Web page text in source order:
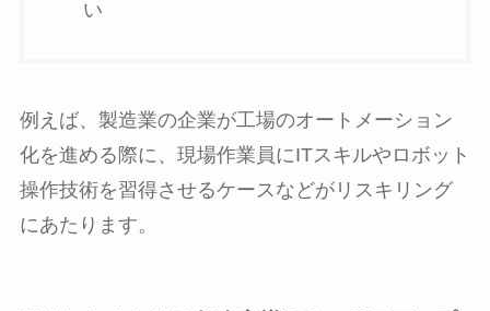
い
例えば、製造業の企業が工場のオートメーション
化を進める際に、現場作業員にITスキルやロボット
操作技術を習得させるケースなどがリスキリング
にあたります。